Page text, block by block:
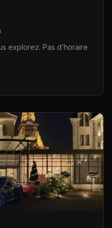
explorez. Pas d’horaire